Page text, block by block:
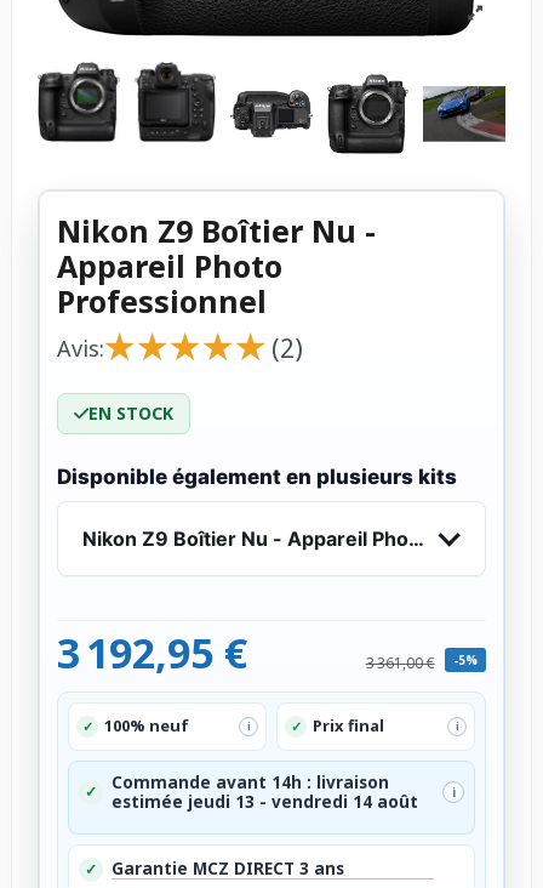
Nikon Z9 Boîtier Nu -
Appareil Photo
Professionnel
Avis:★
★★
★★
★★
★★
★ (2)
EN STOCK
Disponible également en plusieurs kits
Nikon Z9 Boîtier Nu - Appareil Photo
3 192,95 € 3 361,00 € -5%
✓ 100% neuf i ✓ Prix final i
✓
Commande avant 14h : livraison
estimée jeudi 13 - vendredi 14 août
i
✓ Garantie MCZ DIRECT 3 ans